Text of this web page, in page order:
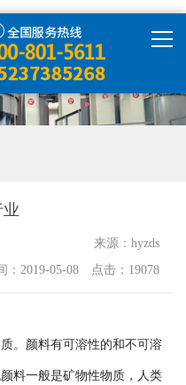
业
来源：hyzds
：2019-05-08 点击：19078
颜料有可溶性的和不可溶
料一般是矿物性物质，人类